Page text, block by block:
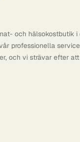
och hälsokostbutik i
professionella
och vi strävar efter